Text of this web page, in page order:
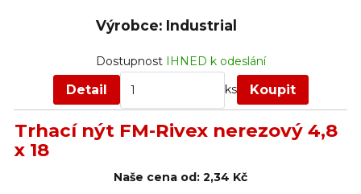
Výrobce: Industrial
DostupnostIHNED k odeslání
Detail ks Koupit
Trhací nýt FM-Rivex nerezový 4,8
x 18
Naše cena od: 2,34 Kč